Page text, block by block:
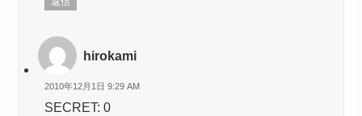
hirokami
2010年12月1日 9:29 AM
SECRET: 0